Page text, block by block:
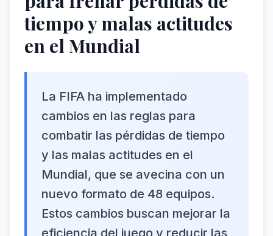
tiempo y malas actitudes
en el Mundial
La FIFA ha implementado
cambios en las reglas para
combatir las pérdidas de tiempo
y las malas actitudes en el
Mundial, que se avecina con un
nuevo formato de 48 equipos.
Estos cambios buscan mejorar la
eficiencia del juego y reducir las